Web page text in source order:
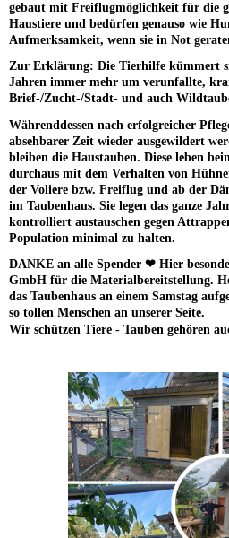
gebaut mit Freiflugmöglichkeit für die
Haustiere und bedürfen genauso wie
Aufmerksamkeit, wenn sie in Not
Zur Erklärung: Die Tierhilfe kümmert
Jahren immer mehr um verunfallte,
Brief-/Zucht-/Stadt- und auch
Währenddessen nach erfolgreicher
absehbarer Zeit wieder ausgewildert
bleiben die Haustauben. Diese leben
durchaus mit dem Verhalten von
der Voliere bzw. Freiflug und ab der
im Taubenhaus. Sie legen das ganze
kontrolliert austauschen gegen
Population minimal zu halten.
DANKE an alle Spender ❤ Hier
GmbH für die Materialbereitstellung.
das Taubenhaus an einem Samstag
so tollen Menschen an unserer Seite.
Wir schützen Tiere - Tauben gehören